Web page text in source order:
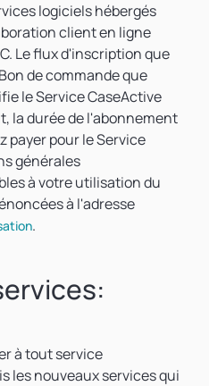
logiciels hébergés
client en ligne
Le flux d'inscription que
de commande que
le Service CaseActive
la durée de l'abonnement
payer pour le Service
générales
à votre utilisation du
à l'adresse
.
à tout service
les nouveaux services qui